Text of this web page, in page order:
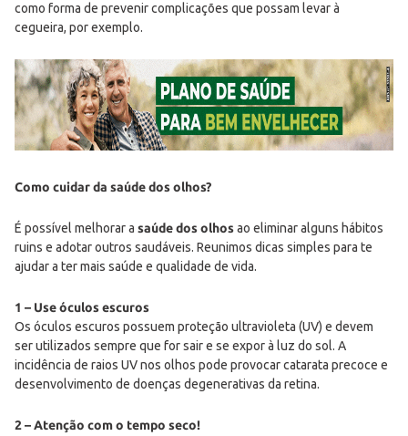
como forma de prevenir complicações que possam levar à
cegueira, por exemplo.
Como cuidar da saúde dos olhos?
É possível melhorar a saúde dos olhosao eliminar alguns hábitos
ruins e adotar outros saudáveis. Reunimos dicas simples para te
ajudar a ter mais saúde e qualidade de vida.
1 – Use óculos escuros
Os óculos escuros possuem proteção ultravioleta (UV) e devem
ser utilizados sempre que for sair e se expor à luz do sol. A
incidência de raios UV nos olhos pode provocar catarata precoce e
desenvolvimento de doenças degenerativas da retina.
2 – Atenção com o tempo seco!